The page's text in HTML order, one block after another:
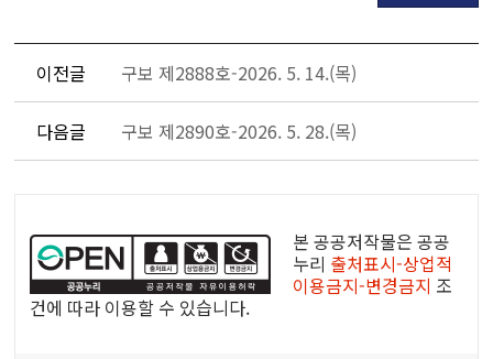
이전글 구보 제2888호-2026. 5. 14.(목)
다음글 구보 제2890호-2026. 5. 28.(목)
공
리
공
본 공공저작물은 공공
누리 출처표시-상업적
이용금지-변경금지 조
건에 따라 이용할 수 있습니다.